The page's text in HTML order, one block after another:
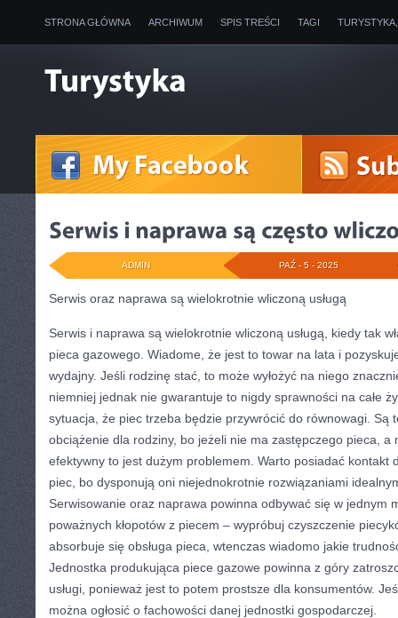
STRONA GŁÓWNA ARCHIWUM SPIS TREŚCI TAGI
PAŹ - 5 - 2025
ADMIN
Serwis oraz naprawa są wielokrotnie wliczoną usługą
Serwis i naprawa są wielokrotnie wliczoną usługą, kiedy tak
pieca gazowego. Wiadome, że jest to towar na lata i
wydajny. Jeśli rodzinę stać, to może wyłożyć na niego
niemniej jednak nie gwarantuje to nigdy sprawności na całe
sytuacja, że piec trzeba będzie przywrócić do równowagi. Są
obciążenie dla rodziny, bo jeżeli nie ma zastępczego pieca, a
efektywny to jest dużym problemem. Warto posiadać kontakt
piec, bo dysponują oni niejednokrotnie rozwiązaniami
Serwisowanie oraz naprawa powinna odbywać się w jednym
poważnych kłopotów z piecem – wypróbuj czyszczenie
absorbuje się obsługa pieca, wtenczas wiadomo jakie
Jednostka produkująca piece gazowe powinna z góry
usługi, ponieważ jest to potem prostsze dla konsumentów.
można ogłosić o fachowości danej jednostki gospodarczej.